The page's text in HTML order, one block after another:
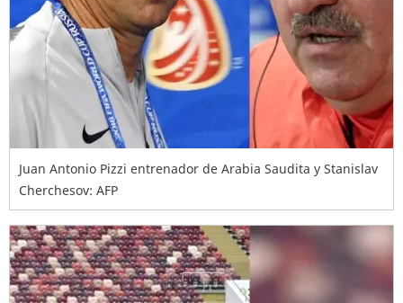
Juan Antonio Pizzi entrenador de Arabia Saudita y Stanislav
Cherchesov: AFP